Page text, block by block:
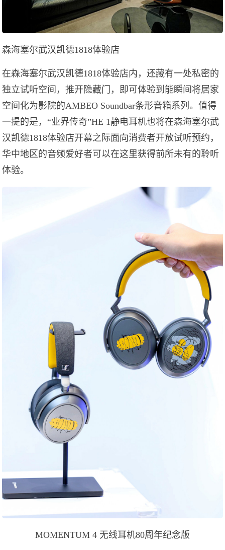
森海塞尔武汉凯德1818体验店
在森海塞尔武汉凯德1818体验店内，还藏有一处私密的
独立试听空间，推开隐藏门，即可体验到能瞬间将居家
空间化为影院的AMBEO Soundbar条形音箱系列。值得
一提的是，“业界传奇”HE 1静电耳机也将在森海塞尔武
汉凯德1818体验店开幕之际面向消费者开放试听预约，
华中地区的音频爱好者可以在这里获得前所未有的聆听
体验。
MOMENTUM 4 无线耳机80周年纪念版